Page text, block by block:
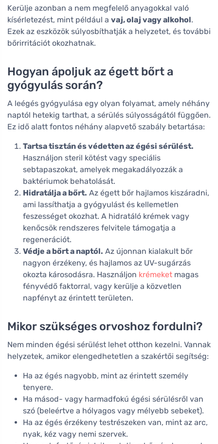
Kerülje azonban a nem megfelelő anyagokkal való
kísérletezést, mint például a vaj, olaj vagy alkohol.
Ezek az eszközök súlyosbíthatják a helyzetet, és további
bőrirritációt okozhatnak.
Hogyan ápoljuk az égett bőrt a
gyógyulás során?
A leégés gyógyulása egy olyan folyamat, amely néhány
naptól hetekig tarthat, a sérülés súlyosságától függően.
Ez idő alatt fontos néhány alapvető szabály betartása:
Tartsa tisztán és védetten az égési sérülést.
Használjon steril kötést vagy speciális
sebtapaszokat, amelyek megakadályozzák a
baktériumok behatolását.
Hidratálja a bőrt. Az égett bőr hajlamos kiszáradni,
ami lassíthatja a gyógyulást és kellemetlen
feszességet okozhat. A hidratáló krémek vagy
kenőcsök rendszeres felvitele támogatja a
regenerációt.
Védje a bőrt a naptól. Az újonnan kialakult bőr
nagyon érzékeny, és hajlamos az UV-sugárzás
okozta károsodásra. Használjon krémeket magas
fényvédő faktorral, vagy kerülje a közvetlen
napfényt az érintett területen.
Mikor szükséges orvoshoz fordulni?
Nem minden égési sérülést lehet otthon kezelni. Vannak
helyzetek, amikor elengedhetetlen a szakértői segítség:
Ha az égés nagyobb, mint az érintett személy
tenyere.
Ha másod- vagy harmadfokú égési sérülésről van
szó (beleértve a hólyagos vagy mélyebb sebeket).
Ha az égés érzékeny testrészeken van, mint az arc,
nyak, kéz vagy nemi szervek.